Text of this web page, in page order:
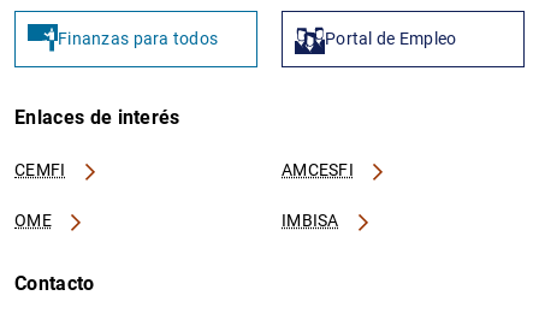
Finanzas para todos Portal de Empleo
Enlaces de interés
CEMFI AMCESFI
OME IMBISA
Contacto